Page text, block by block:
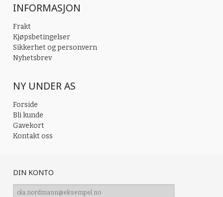
INFORMASJON
Frakt
Kjøpsbetingelser
Sikkerhet og personvern
Nyhetsbrev
NY UNDER AS
Forside
Bli kunde
Gavekort
Kontakt oss
DIN KONTO